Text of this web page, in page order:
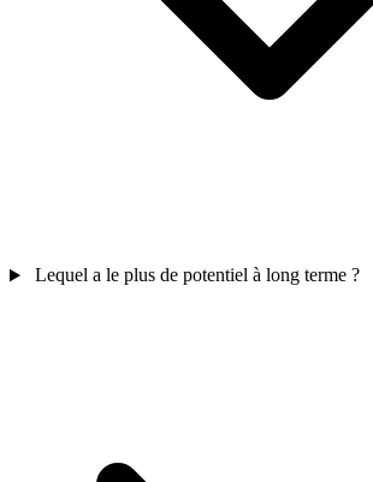
Lequel a le plus de potentiel à long terme ?